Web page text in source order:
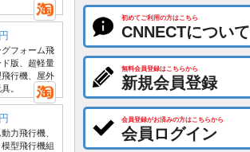
円
フォーム飛
版、超軽量
行機、屋外
。
円
力飛行機、
型飛行機組
初めてご利用の方はこちら
CNNECTについて
無料会員登録はこちらから
新規会員登録
会員登録がお済みの方はこちらから
会員ログイン